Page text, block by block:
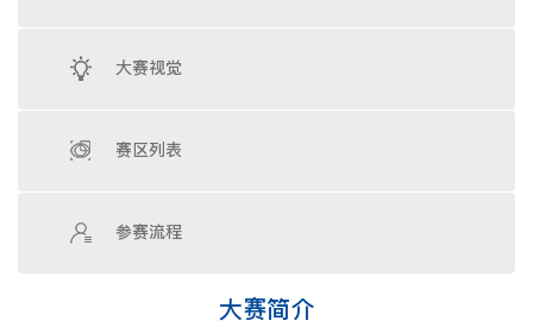
大赛视觉
赛区列表
参赛流程
大赛简介